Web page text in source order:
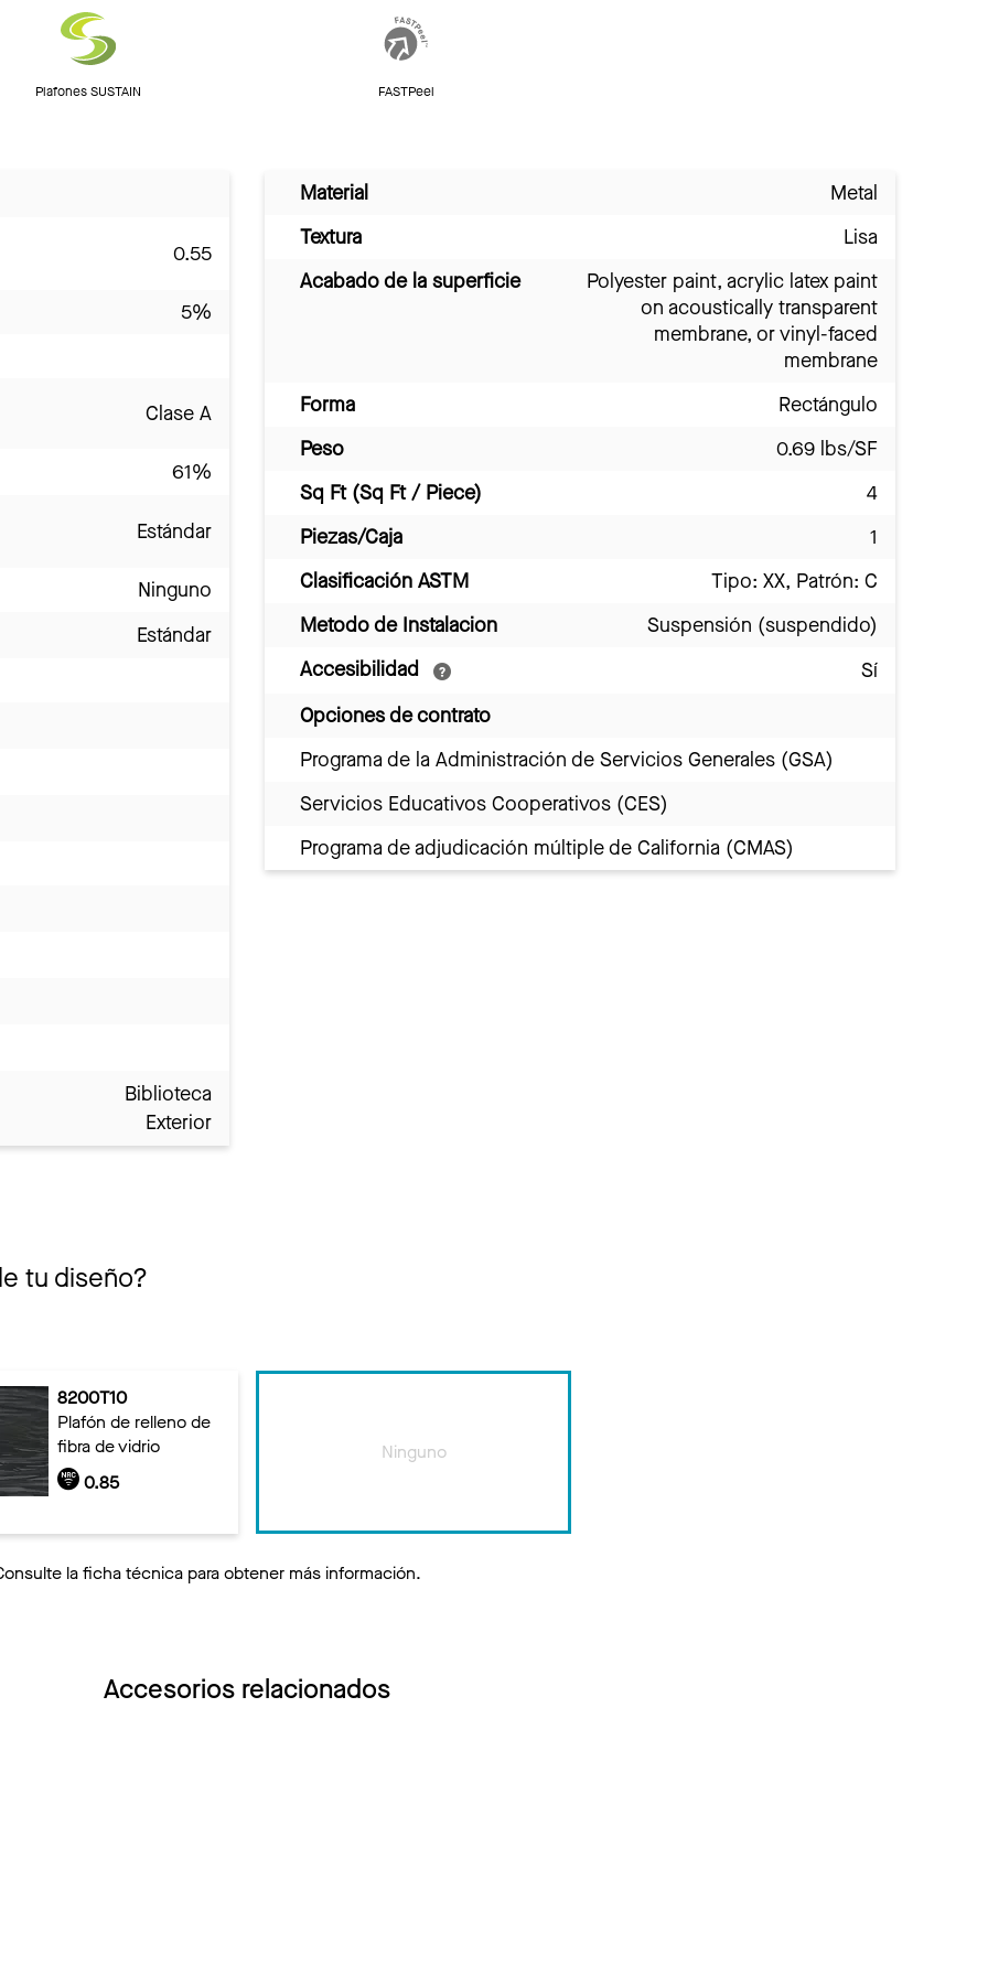
Plafones SUSTAIN FASTPeel
0.55
5%
Clase A
61%
Estándar
Ninguno
Estándar
Biblioteca
Exterior
Material
Metal
Textura
Lisa
Acabado de la superficie
Polyester paint, acrylic latex paint
on acoustically transparent
membrane, or vinyl-faced
membrane
Forma
Rectángulo
Peso
0.69 lbs/SF
Sq Ft (Sq Ft / Piece)
4
Piezas/Caja
1
Clasificación ASTM
Tipo: XX, Patrón: C
Metodo de Instalacion
Suspensión (suspendido)
Accesibilidad
Sí
Opciones de contrato
Programa de la Administración de Servicios Generales (GSA)
Servicios Educativos Cooperativos (CES)
Programa de adjudicación múltiple de California (CMAS)
tu diseño?
8200T10
Plafón de relleno de
fibra de vidrio
0.85
Ninguno
la ficha técnica para obtener más información.
Accesorios relacionados